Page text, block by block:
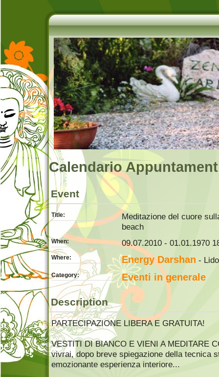
Calendario
Event
Title:
Meditazione del cuore
beach
When: 09.07.2010 - 01.01.1970
Where: Energy Darshan -
Category: Eventi in generale
Description
PARTECIPAZIONE LIBERA E GRATUITA!
VESTITI DI BIANCO E VIENI A MEDITARE
vivrai, dopo breve spiegazione della tecnica
emozionante esperienza interiore...